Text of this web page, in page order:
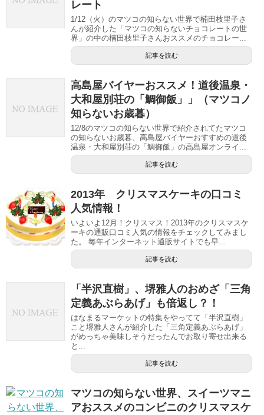
レート
1/12（火）のマツコの知らない世界で楠田枝里子さ
んが紹介した「マツコの知らないチョコレートの世
界」の中の楠田枝里子さんおススメのチョコレー...
記事を読む
高島屋バイヤーおススメ！道後温泉・
大和屋別荘の「鯛御飯」」（マツコノ
知らないお歳暮）
12/8のマツコの知らない世界で紹介されてたマツコ
の知らないお歳暮、高島屋バイヤーおすすめの道後
温泉・大和屋別荘の「鯛御飯」の高島屋オンライ...
記事を読む
2013年 クリスマスケーキの口コミ
人気情報！
いよいよ12月！クリスマス！2013年のクリスマスケ
ーキの通販口コミ人気の情報をチェックしてみまし
た。 毎年インターネット通販サイトでも早...
記事を読む
「半沢直樹」、堺雅人のおめざ「三角
定義あぶらあげ」も倍返し？！
はなまるマーケットの特集をやってて「半沢直樹」
こと堺雅人さんが紹介した「三角定義あぶらあげ」
がめっちゃ美味しそうだったんでお取り寄せ出来る
と...
記事を読む
マツコの知らない世界、スイーツマニ
アおススメのコンビニのクリスマスケ